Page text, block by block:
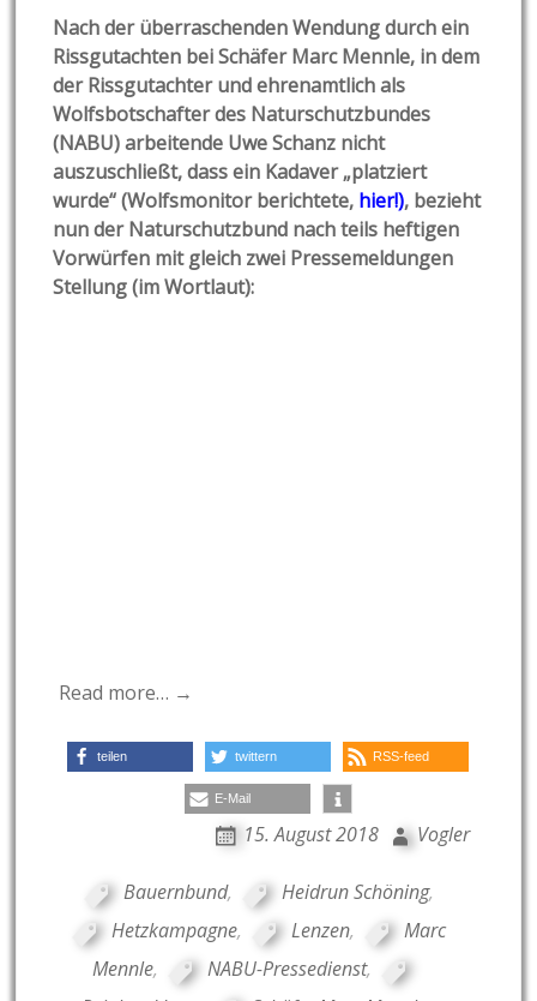
Nach der überraschenden Wendung durch ein
Rissgutachten bei Schäfer Marc Mennle, in dem
der Rissgutachter und ehrenamtlich als
Wolfsbotschafter des Naturschutzbundes
(NABU) arbeitende Uwe Schanz nicht
auszuschließt, dass ein Kadaver „platziert
wurde“ (Wolfsmonitor berichtete, hier!), bezieht
nun der Naturschutzbund nach teils heftigen
Vorwürfen mit gleich zwei Pressemeldungen
Stellung (im Wortlaut):
Read more… →
teilen twittern RSS-feed
E-Mail
15. August 2018 Vogler
Bauernbund, Heidrun Schöning,
Hetzkampagne, Lenzen,
Marc
Mennle, NABU-Pressedienst,